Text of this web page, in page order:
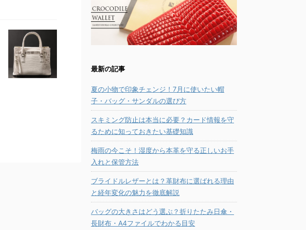
最新の記事
夏の小物で印象チェンジ！7月に使いたい帽
子・バッグ・サンダルの選び方
スキミング防止は本当に必要？カード情報を守
るために知っておきたい基礎知識
梅雨の今こそ！湿度から本革を守る正しいお手
入れと保管方法
ブライドルレザーとは？革財布に選ばれる理由
と経年変化の魅力を徹底解説
バッグの大きさはどう選ぶ？折りたたみ日傘・
長財布・A4ファイルでわかる目安